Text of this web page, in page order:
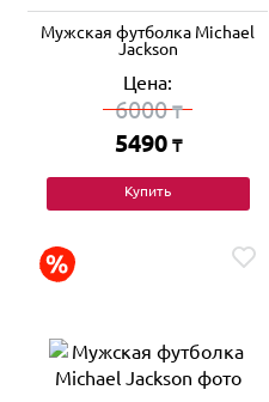
Мужская футболка Michael
Jackson
Цена:
6000₸
5490 ₸
Купить